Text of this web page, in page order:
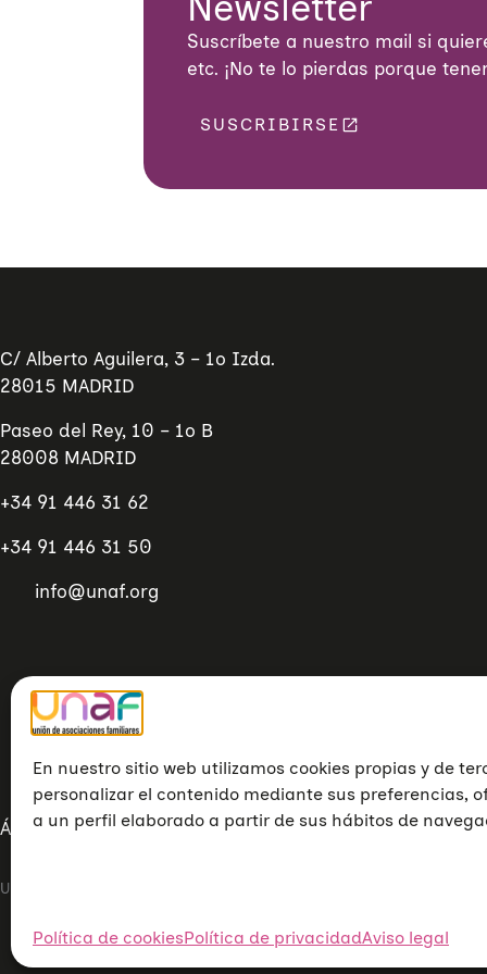
En nuestro sitio web utilizamos cookies propias y de
personalizar el contenido mediante sus preferencias,
a un perfil elaborado a partir de sus hábitos de
Política de cookiesPolítica de privacidadAviso legal
Suscríbete a nuestro mail si
etc. ¡No te lo pierdas porque
SUSCRIBIRSE
C/ Alberto Aguilera, 3 – 1º Izda.
28015 MADRID
Paseo del Rey, 10 – 1º B
28008 MADRID
+34 91 446 31 62
+34 91 446 31 50
info@unaf.org
Áreas de acciónEventos FormaciónMateriales y
Unión de Asociaciones Familiares © 2023